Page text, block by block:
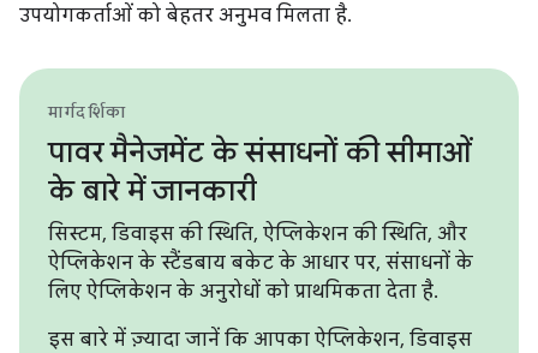
उपयोगकर्ताओं को बेहतर अनुभव मिलता है.
मार्गदर्शिका
पावर मैनेजमेंट के संसाधनों की सीमाओं
के बारे में जानकारी
सिस्टम, डिवाइस की स्थिति, ऐप्लिकेशन की स्थिति, और
ऐप्लिकेशन के स्टैंडबाय बकेट के आधार पर, संसाधनों के
लिए ऐप्लिकेशन के अनुरोधों को प्राथमिकता देता है.
इस बारे में ज़्यादा जानें कि आपका ऐप्लिकेशन, डिवाइस